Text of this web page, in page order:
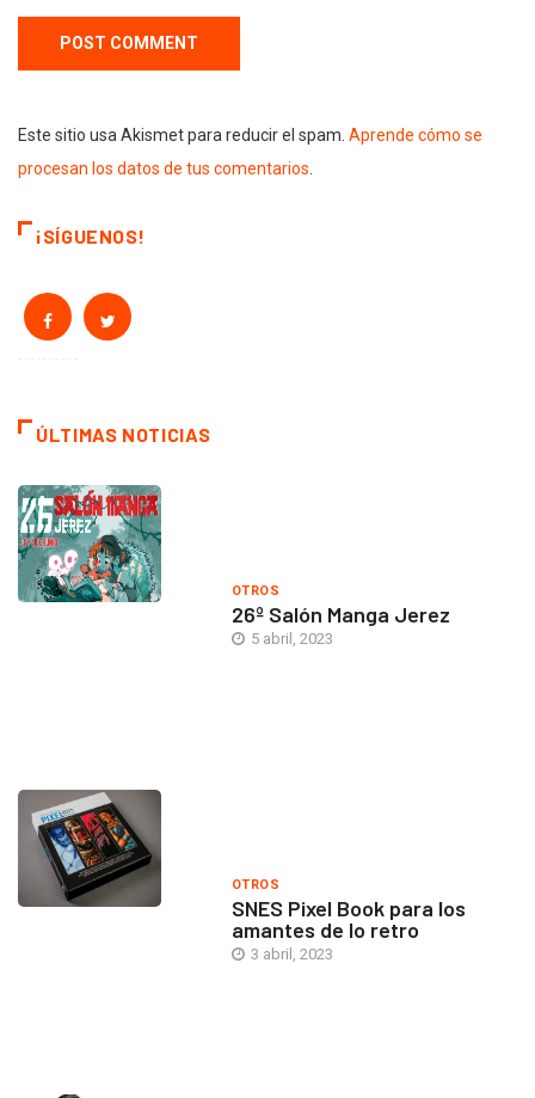
Este sitio usa Akismet para reducir el spam. Aprende cómo se
procesan los datos de tus comentarios
¡SÍGUENOS!
ÚLTIMAS NOTICIAS
OTROS
26º Salón Manga Jerez
5 abril, 2023
OTROS
SNES Pixel Book para los
amantes de lo retro
3 abril, 2023